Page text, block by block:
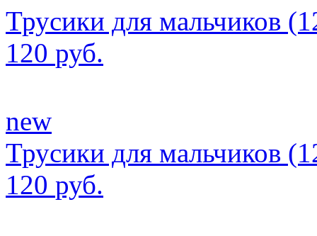
Трусики для мальчиков
120 руб.
new
Трусики для мальчиков
120 руб.